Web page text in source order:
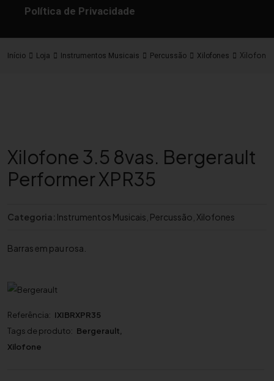
Política de Privacidade
Início Loja Instrumentos Musicais Percussão Xilofones Xilofone
Xilofone 3.5 8vas. Bergerault
Performer XPR35
Categoria: Instrumentos Musicais Percussão Xilofones
Barras em pau rosa.
Referência: IXIBRXPR35
Tags de produto: Bergerault,
Xilofone